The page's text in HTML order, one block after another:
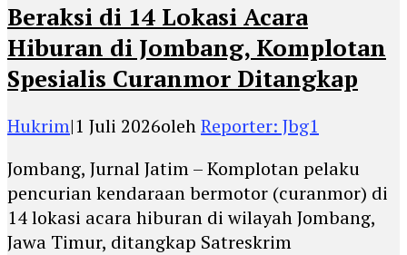
Beraksi di 14 Lokasi Acara
Hiburan di Jombang, Komplotan
Spesialis Curanmor Ditangkap
Hukrim|1 Juli 2026olehReporter: Jbg1
Jombang, Jurnal Jatim – Komplotan pelaku
pencurian kendaraan bermotor (curanmor) di
14 lokasi acara hiburan di wilayah Jombang,
Jawa Timur, ditangkap Satreskrim